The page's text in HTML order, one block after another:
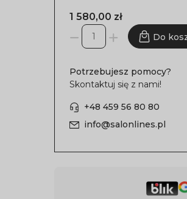
1 580,00 zł
Do
Potrzebujesz pomocy?
Skontaktuj się z nami!
+48 459 56 80 80
info@salonlines.pl